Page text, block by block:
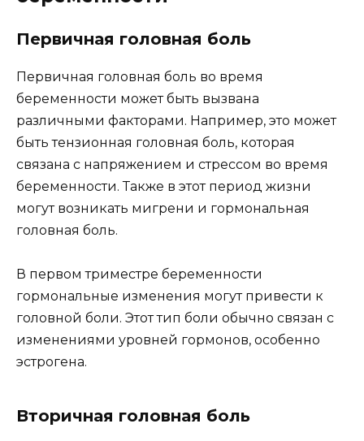
Первичная головная боль
Первичная головная боль во время
беременности может быть вызвана
различными факторами. Например, это может
быть тензионная головная боль, которая
связана с напряжением и стрессом во время
беременности. Также в этот период жизни
могут возникать мигрени и гормональная
головная боль.
В первом триместре беременности
гормональные изменения могут привести к
головной боли. Этот тип боли обычно связан с
изменениями уровней гормонов, особенно
эстрогена.
Вторичная головная боль